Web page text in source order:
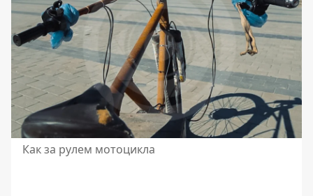
Как за рулем мотоцикла